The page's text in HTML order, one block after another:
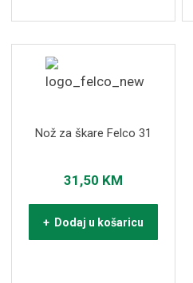
Nož za škare Felco 31
31,50 KM
+ Dodaj u košaricu